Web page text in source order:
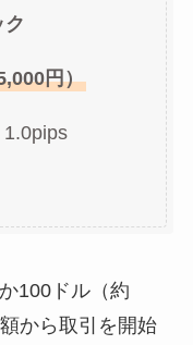
円）
100ドル（約
から取引を開始